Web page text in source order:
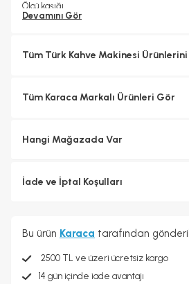
Ölçü kaşığı
Otomatik Kapanma
Devamını Gör
Tüm Türk Kahve Makinesi
Tüm Karaca Markalı Ürünleri Gör
Hangi Mağazada Var
İade ve İptal Koşulları
Bu ürün Karaca tarafından
2500 TL ve üzeri ücretsiz kargo
14 gün içinde iade avantajı